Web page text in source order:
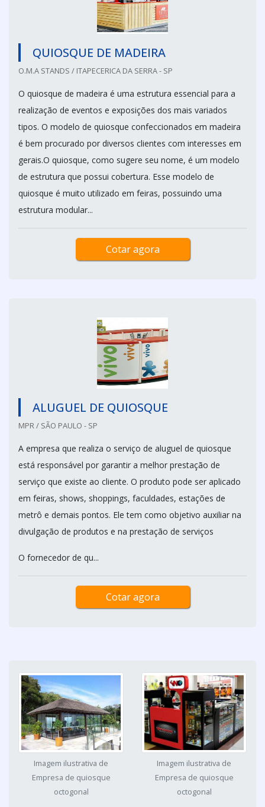
QUIOSQUE DE MADEIRA
O.M.A STANDS / ITAPECERICA DA SERRA - SP
O quiosque de madeira é uma estrutura essencial para a
realização de eventos e exposições dos mais variados
tipos. O modelo de quiosque confeccionados em madeira
é bem procurado por diversos clientes com interesses em
gerais.O quiosque, como sugere seu nome, é um modelo
de estrutura que possui cobertura. Esse modelo de
quiosque é muito utilizado em feiras, possuindo uma
estrutura modular...
Cotar agora
ALUGUEL DE QUIOSQUE
MPR / SÃO PAULO - SP
A empresa que realiza o serviço de aluguel de quiosque
está responsável por garantir a melhor prestação de
serviço que existe ao cliente. O produto pode ser aplicado
em feiras, shows, shoppings, faculdades, estações de
metrô e demais pontos. Ele tem como objetivo auxiliar na
divulgação de produtos e na prestação de serviços
O fornecedor de qu...
Cotar agora
Imagem ilustrativa de
Empresa de quiosque
octogonal
Imagem ilustrativa de
Empresa de quiosque
octogonal